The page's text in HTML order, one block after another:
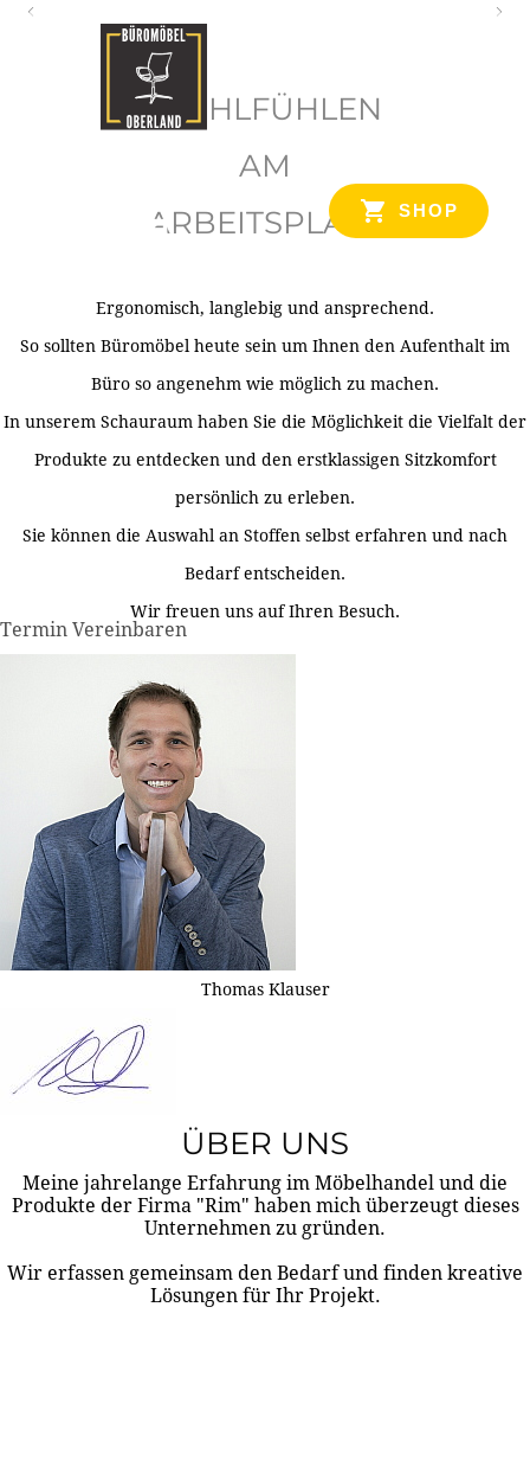
SHOP
WOHLFÜHLEN
AM
ARBEITSPLATZ
Ergonomisch, langlebig und ansprechend.
So sollten Büromöbel heute sein um Ihnen den Aufenthalt im
Büro so angenehm wie möglich zu machen.
In unserem Schauraum haben Sie die Möglichkeit die Vielfalt der
Produkte zu entdecken und den erstklassigen Sitzkomfort
persönlich zu erleben.
Sie können die Auswahl an Stoffen selbst erfahren und nach
Bedarf entscheiden.
Wir freuen uns auf Ihren Besuch.
Termin Vereinbaren
Thomas Klauser
ÜBER UNS
Meine jahrelange Erfahrung im Möbelhandel und die
Produkte der Firma "Rim" haben mich überzeugt dieses
Unternehmen zu gründen.
Wir erfassen gemeinsam den Bedarf und finden kreative
Lösungen für Ihr Projekt.